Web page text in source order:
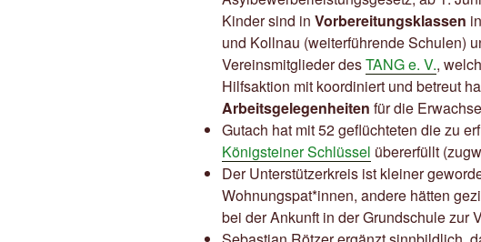
Kinder sind in Vorbereitungsklassen
und Kollnau (weiterführende Schulen)
Vereinsmitglieder desTANG e. V.,
Hilfsaktion mit koordiniert und betreut
Arbeitsgelegenheiten für die
Gutach hat mit 52 geflüchteten die zu
Königsteiner Schlüssel übererfüllt
Der Unterstützerkreis ist kleiner
Wohnungspat*innen, andere hätten
bei der Ankunft in der Grundschule zur